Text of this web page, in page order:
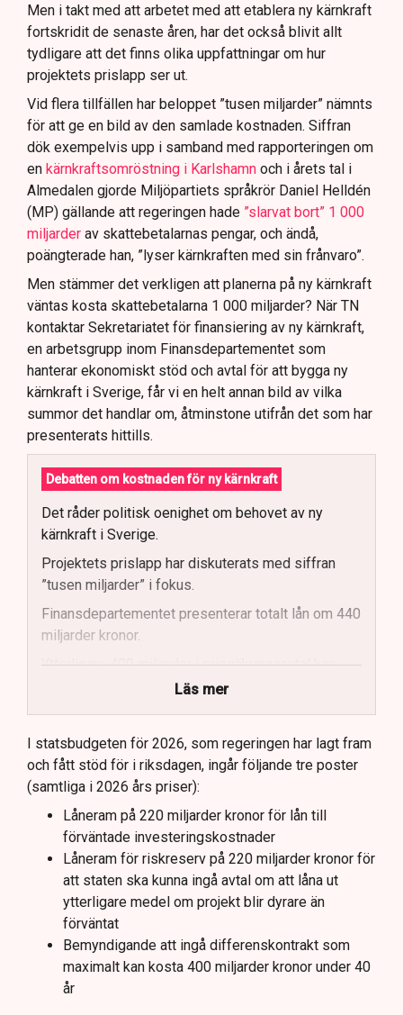
Men i takt med att arbetet med att etablera ny kärnkraft
fortskridit de senaste åren, har det också blivit allt
tydligare att det finns olika uppfattningar om hur
projektets prislapp ser ut.
Vid flera tillfällen har beloppet ”tusen miljarder” nämnts
för att ge en bild av den samlade kostnaden. Siffran
dök exempelvis upp i samband med rapporteringen om
en kärnkraftsomröstning i Karlshamn och i årets tal i
Almedalen gjorde Miljöpartiets språkrör Daniel Helldén
(MP) gällande att regeringen hade ”slarvat bort” 1 000
miljarder av skattebetalarnas pengar, och ändå,
poängterade han, ”lyser kärnkraften med sin frånvaro”.
Men stämmer det verkligen att planerna på ny kärnkraft
väntas kosta skattebetalarna 1 000 miljarder? När TN
kontaktar Sekretariatet för finansiering av ny kärnkraft,
en arbetsgrupp inom Finansdepartementet som
hanterar ekonomiskt stöd och avtal för att bygga ny
kärnkraft i Sverige, får vi en helt annan bild av vilka
summor det handlar om, åtminstone utifrån det som har
presenterats hittills.
Debatten om kostnaden för ny kärnkraft
Det råder politisk oenighet om behovet av ny
kärnkraft i Sverige.
Projektets prislapp har diskuterats med siffran
”tusen miljarder” i fokus.
Finansdepartementet presenterar totalt lån om 440
miljarder kronor.
Ytterligare 400 miljarder i prissäkringsavtal kan
påverka statens kostnader.
Totala uppskattade kostnader inkluderar bland
annat möjliga kostnader för slutförvar.
Regeringen och Miljöpartiet har olika syn på
investeringens nödvändighet.
Läs mer
I statsbudgeten för 2026, som regeringen har lagt fram
och fått stöd för i riksdagen, ingår följande tre poster
(samtliga i 2026 års priser):
Låneram på 220 miljarder kronor för lån till
förväntade investeringskostnader
Låneram för riskreserv på 220 miljarder kronor för
att staten ska kunna ingå avtal om att låna ut
ytterligare medel om projekt blir dyrare än
förväntat
Bemyndigande att ingå differenskontrakt som
maximalt kan kosta 400 miljarder kronor under 40
år